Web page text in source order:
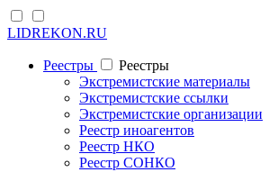
LIDREKON.RU
Реестры
Реестры
Экстремистские материалы
Экстремистские ссылки
Экстремистские организации
Реестр иноагентов
Реестр НКО
Реестр СОНКО